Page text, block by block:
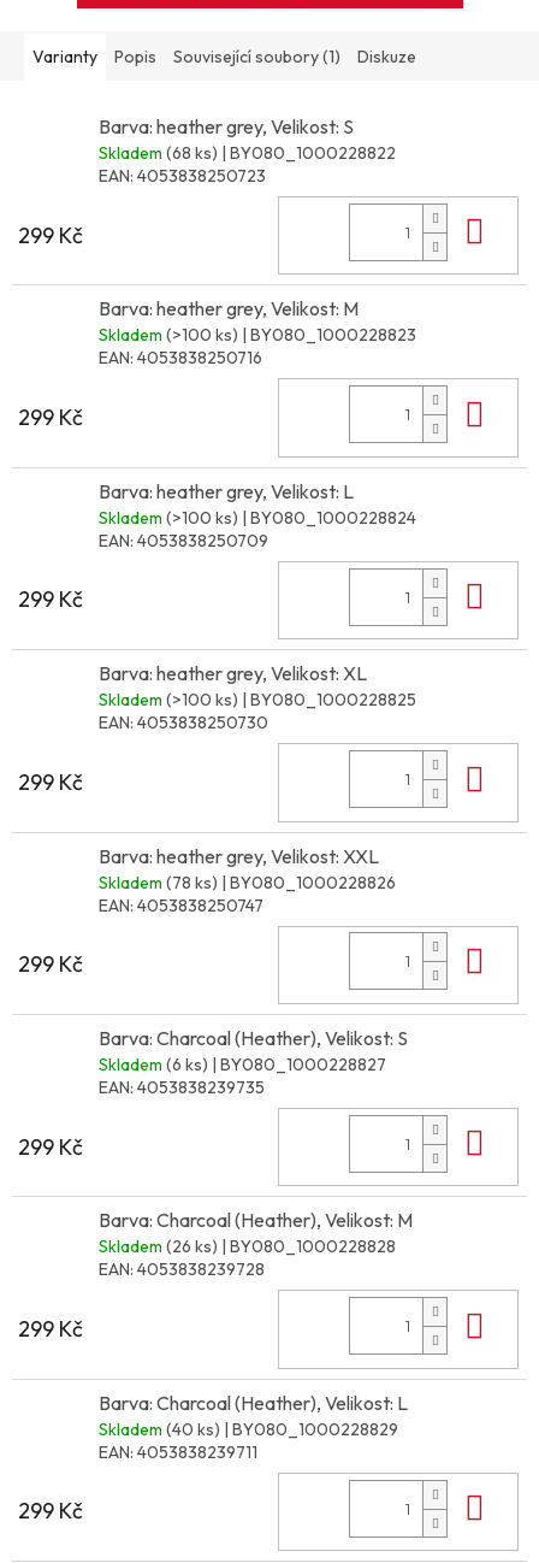
Varianty Popis Související soubory (1) Diskuze
Barva: heather grey, Velikost: S
Skladem (68 ks) | BY080_1000228822
EAN: 4053838250723
299 Kč
Barva: heather grey, Velikost: M
Skladem (>100 ks) | BY080_1000228823
EAN: 4053838250716
299 Kč
Barva: heather grey, Velikost: L
Skladem (>100 ks) | BY080_1000228824
EAN: 4053838250709
299 Kč
Barva: heather grey, Velikost: XL
Skladem (>100 ks) | BY080_1000228825
EAN: 4053838250730
299 Kč
Barva: heather grey, Velikost: XXL
Skladem (78 ks) | BY080_1000228826
EAN: 4053838250747
299 Kč
Barva: Charcoal (Heather), Velikost: S
Skladem (6 ks) | BY080_1000228827
EAN: 4053838239735
299 Kč
Barva: Charcoal (Heather), Velikost: M
Skladem (26 ks) | BY080_1000228828
EAN: 4053838239728
299 Kč
Barva: Charcoal (Heather), Velikost: L
Skladem (40 ks) | BY080_1000228829
EAN: 4053838239711
299 Kč